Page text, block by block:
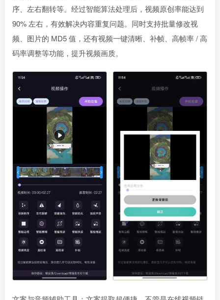
序、左右翻转等。经过智能算法处理后，视频原创率能达到
90% 左右，有效解决内容重复问题。同时支持批量修改视
频、图片的 MD5 值，还有视频一键清晰、补帧、高帧率 / 高
码率调整等功能，提升视频画质。